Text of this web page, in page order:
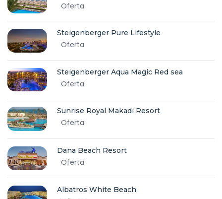
Oferta
Steigenberger Pure Lifestyle
Oferta
Steigenberger Aqua Magic Red sea
Oferta
Sunrise Royal Makadi Resort
Oferta
Dana Beach Resort
Oferta
Albatros White Beach